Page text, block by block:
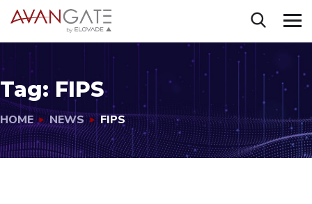
Tag: FIPS
HOME NEWS FIPS